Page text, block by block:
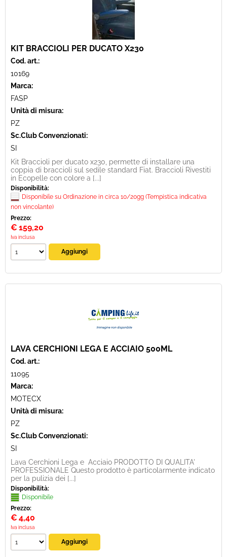
KIT BRACCIOLI PER DUCATO X230
Cod. art.:
10169
Marca:
FASP
Unità di misura:
PZ
Sc.Club Convenzionati:
SI
Kit Braccioli per ducato x230, permette di installare una
coppia di braccioli sul sedile standard Fiat. Braccioli Rivestiti
in Ecopelle con colore a [...]
Disponibilità:
Disponibile su Ordinazione in circa 10/20gg (Tempistica indicativa
non vincolante)
Prezzo:
€ 159,20
Iva inclusa
LAVA CERCHIONI LEGA E ACCIAIO 500ML
Cod. art.:
11095
Marca:
MOTECX
Unità di misura:
PZ
Sc.Club Convenzionati:
SI
Lava Cerchioni Lega e Acciaio PRODOTTO DI QUALITA'
PROFESSIONALE Questo prodotto è particolarmente indicato
per la pulizia dei [...]
Disponibilità:
Disponibile
Prezzo:
€ 4,40
Iva inclusa